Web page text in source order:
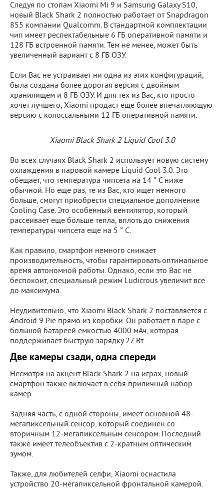
Следуя по стопам Xiaomi Mi 9 и Samsung Galaxy S10,
новый Black Shark 2 полностью работает от Snapdragon
855 компании Qualcomm. В стандартной комплектации
чип имеет респектабельные 6 ГБ оперативной памяти и
128 ГБ встроенной памяти. Тем не менее, может быть
увеличенный вариант с 8 ГБ ОЗУ.
Если Вас не устраивает ни одна из этих конфигураций,
была создана более дорогая версия с двойным
хранилищем и 8 ГБ ОЗУ. И для тех из Вас, кто просто
хочет лучшего, Xiaomi продаст еще более впечатляющую
версию с колоссальными 12 ГБ оперативной памяти.
Xiaomi Black Shark 2 Liquid Cool 3.0
Во всех случаях Black Shark 2 использует новую систему
охлаждения в паровой камере Liquid Cool 3.0. Это
обещает, что температура чипсета на 14 ° C ниже
обычной. Но еще раз, те из Вас, кто ищет немного
больше, смогут приобрести специальное дополнение
Cooling Case. Это особенный вентилятор, который
рассеивает еще больше тепла, вплоть до снижения
температуры чипсета еще на 5 ° C.
Как правило, смартфон немного снижает
производительность, чтобы гарантировать оптимальное
время автономной работы. Однако, если это Вас не
беспокоит, специальный режим Ludicrous увеличит все
до максимума.
Неудивительно, что Xiaomi Black Shark 2 поставляется с
Android 9 Pie прямо из коробки. Он работает в паре с
большой батареей емкостью 4000 мАч, которая
поддерживает быструю зарядку 27 Вт.
Две камеры сзади, одна спереди
Несмотря на акцент Black Shark 2 на играх, новый
смартфон также включает в себя приличный набор
камер.
Задняя часть, с одной стороны, имеет основной 48-
мегапиксельный сенсор, который соединен со
вторичным 12-мегапиксельным сенсором. Последний
также имеет телеобъектив с 2-кратным оптическим
зумом.
Также, для любителей селфи, Xiaomi оснастила
устройство 20-мегапиксельной фронтальной камерой.